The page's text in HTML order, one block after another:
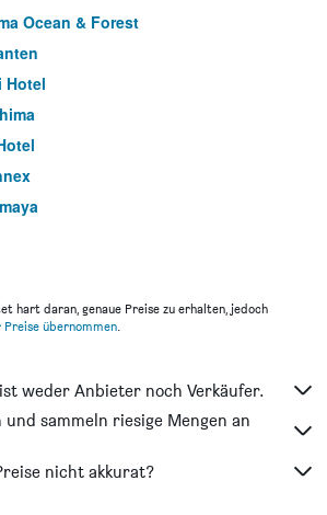
Ocean & Forest
Hotel
hart daran, genaue Preise zu erhalten, jedoch
übernommen.
weder Anbieter noch Verkäufer.
sammeln riesige Mengen an
nicht akkurat?